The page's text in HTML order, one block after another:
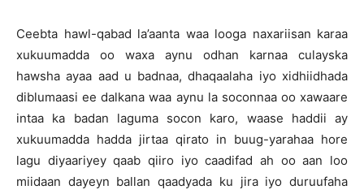
Ceebta hawl-qabad la’aanta waa looga naxariisan karaa
xukuumadda oo waxa aynu odhan karnaa culayska
hawsha ayaa aad u badnaa, dhaqaalaha iyo xidhiidhada
diblumaasi ee dalkana waa aynu la soconnaa oo xawaare
intaa ka badan laguma socon karo, waase haddii ay
xukuumadda hadda jirtaa qirato in buug-yarahaa hore
lagu diyaariyey qaab qiiro iyo caadifad ah oo aan loo
miidaan dayeyn ballan qaadyada ku jira iyo duruufaha